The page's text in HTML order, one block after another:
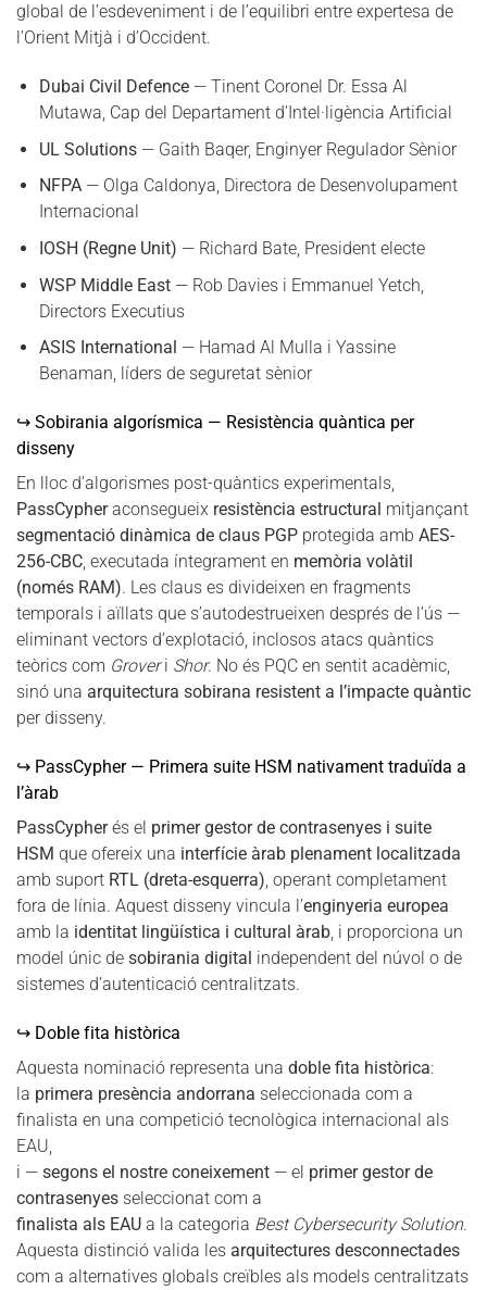
global de l’esdeveniment i de l’equilibri entre expertesa de
l’Orient Mitjà i d’Occident.
Dubai Civil Defence— Tinent Coronel Dr. Essa Al
Mutawa, Cap del Departament d’Intel·ligència Artificial
UL Solutions— Gaith Baqer, Enginyer Regulador Sènior
NFPA— Olga Caldonya, Directora de Desenvolupament
Internacional
IOSH (Regne Unit) — Richard Bate, President electe
WSP Middle East— Rob Davies i Emmanuel Yetch,
Directors Executius
ASIS International — Hamad Al Mulla i Yassine
Benaman, líders de seguretat sènior
↪ Sobirania algorísmica — Resistència quàntica per
disseny
En lloc d’algorismes post-quàntics experimentals,
PassCypheraconsegueix resistència estructural mitjançant
segmentació dinàmica de claus PGP protegida amb AES-
256-CBC, executada íntegrament en memòria volàtil
(només RAM). Les claus es divideixen en fragments
temporals i aïllats que s’autodestrueixen després de l’ús —
eliminant vectors d’explotació, inclosos atacs quàntics
teòrics com Groveri Shor. No és PQC en sentit acadèmic,
sinó una arquitectura sobirana resistent a l’impacte quàntic
per disseny.
↪ PassCypher — Primera suite HSM nativament traduïda a
l’àrab
PassCypherés el primer gestor de contrasenyes i suite
HSM que ofereix una interfície àrab plenament localitzada
amb suport RTL (dreta-esquerra) , operant completament
fora de línia. Aquest disseny vincula l’enginyeria europea
amb la identitat lingüística i cultural àrab , i proporciona un
model únic de sobirania digital independent del núvol o de
sistemes d’autenticació centralitzats.
↪ Doble fita històrica
Aquesta nominació representa una doble fita històrica:
la primera presència andorrana seleccionada com a
finalista en una competició tecnològica internacional als
EAU,
i — segons el nostre coneixement — el primer gestor de
contrasenyes seleccionat com a
finalista als EAU a la categoria Best Cybersecurity Solution.
Aquesta distinció valida les arquitectures desconnectades
com a alternatives globals creïbles als models centralitzats